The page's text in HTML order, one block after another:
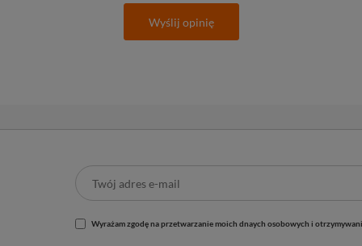
Wyślij opinię
Wyrażam zgodę na przetwarzanie moich dnaych osobowych i